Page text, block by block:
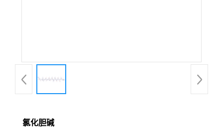
氯化胆碱